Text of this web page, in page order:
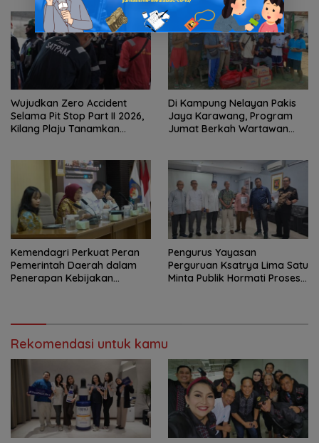
Wujudkan Zero Accident
Selama Pit Stop Part II 2026,
Kilang Plaju Tanamkan
Di Kampung Nelayan Pakis
Jaya Karawang, Program
Jumat Berkah Wartawan
Kemendagri Perkuat Peran
Pemerintah Daerah dalam
Penerapan Kebijakan
Pengurus Yayasan
Perguruan Ksatrya Lima Satu
Minta Publik Hormati Proses
Rekomendasi untuk kamu